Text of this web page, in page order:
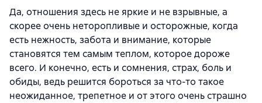
Да, отношения здесь не яркие и не взрывные, а
скорее очень неторопливые и осторожные, когда
есть нежность, забота и внимание, которые
становятся тем самым теплом, которое дороже
всего. И конечно, есть и сомнения, страх, боль и
обиды, ведь решится бороться за что-то такое
неожиданное, трепетное и от этого очень страшно